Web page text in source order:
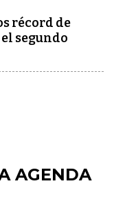
récord de
segundo
AGENDA